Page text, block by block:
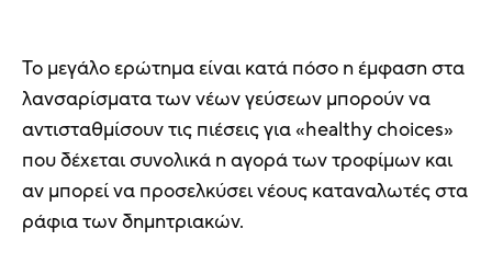
Το μεγάλο ερώτημα είναι κατά πόσο η έμφαση στα
λανσαρίσματα των νέων γεύσεων μπορούν να
αντισταθμίσουν τις πιέσεις για «healthy choices»
που δέχεται συνολικά η αγορά των τροφίμων και
αν μπορεί να προσελκύσει νέους καταναλωτές στα
ράφια των δημητριακών.